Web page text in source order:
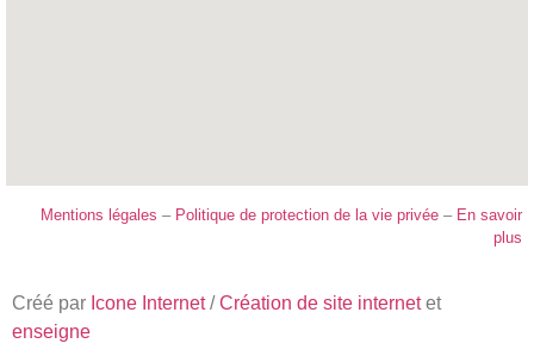
Mentions légales – Politique de protection de la vie privée – En savoir
plus
Créé par Icone Internet/ Création de site internetet
enseigne